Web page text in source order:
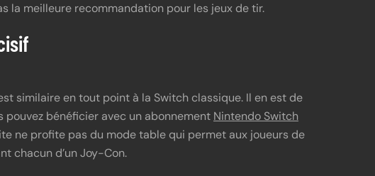
la meilleure recommandation pour les jeux de tir.
similaire en tout point à la Switch classique. Il en est de
bénéficier avec un abonnement Nintendo Switch
ne profite pas du mode table qui permet aux joueurs de
chacun d’un Joy-Con.